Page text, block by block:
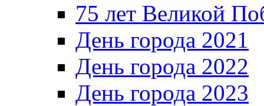
75 лет Великой
День города 2021
День города 2022
День города 2023